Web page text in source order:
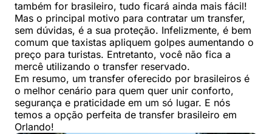
também for brasileiro, tudo ficará ainda mais fácil!
Mas o principal motivo para contratar um transfer,
sem dúvidas, é a sua proteção. Infelizmente, é bem
comum que taxistas apliquem golpes aumentando o
preço para turistas. Entretanto, você não fica a
mercê utilizando o transfer reservado.
Em resumo, um transfer oferecido por brasileiros é
o melhor cenário para quem quer unir conforto,
segurança e praticidade em um só lugar. E nós
temos a opção perfeita de transfer brasileiro em
Orlando!